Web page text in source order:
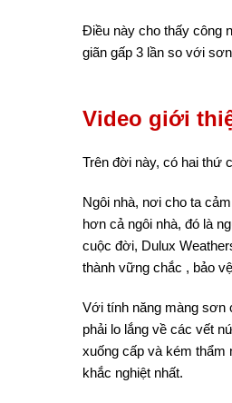
Điều này cho thấy công
giãn gấp 3 lần so với
Video giới
Trên đời này, có hai thứ
Ngôi nhà, nơi cho ta
hơn cả ngôi nhà, đó là
cuộc đời, Dulux
thành vững chắc , bảo
Với tính năng màng sơn
phải lo lắng về các vết
xuống cấp và kém thẩm
khắc nghiệt nhất.